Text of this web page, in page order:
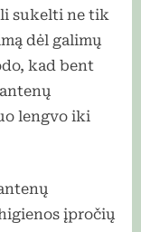
sukelti ne tik
dėl galimų
kad bent
lengvo iki
įpročių